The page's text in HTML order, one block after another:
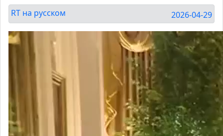
RT на русском 2026-04-29